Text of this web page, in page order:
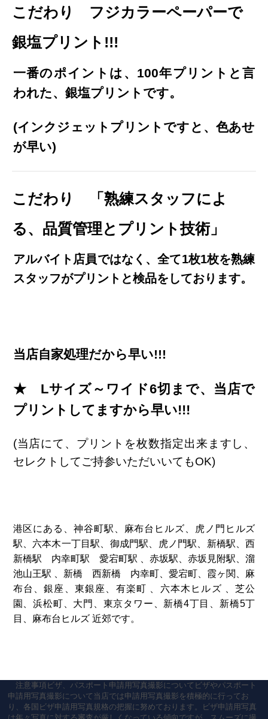
こだわり フジカラーペーパーで
銀塩プリント!!!
一番のポイントは、100年プリントと言
われた、 銀塩プリントです。
(インクジェットプリントですと、色あせ
が早い)
こだわり 「熟練スタッフによ
る、品質管理とプリント技術」
アルバイト店員ではなく、全て1枚1枚を熟練
スタッフがプリントと検品をしております。
当店自家処理だから早い!!!
★ Lサイズ～ワイド6切まで、当店で
プリントしてますから早い!!!
(当店にて、プリントを枚数指定出来ますし、
セレクトしてご持参いただいいてもOK)
港区にある、神谷町駅、麻布台ヒルズ、虎ノ門ヒルズ
駅、六本木一丁目駅、御成門駅、虎ノ門駅、新橋駅、西
新橋駅 内幸町駅 愛宕町駅 、赤坂駅、赤坂見附駅、溜
池山王駅 、新橋 西新橋 内幸町、愛宕町、霞ヶ関、麻
布台、銀座、東銀座、有楽町 、六本木ヒルズ 、芝公
園、浜松町、大門、東京タワー、新橋4丁目、新橋5丁
目、麻布台ヒルズ 近郊です。
注意事項ビザ、パスポート申請用写真撮影についてビザやパスポート
申請用写真撮影について当店では申請用写真撮影を積極的に行ってお
り、各国ビザ申請用写真規格の把握に努めております。ビザ申請用写真